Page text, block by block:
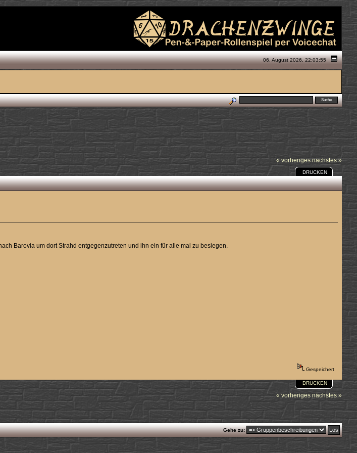
06. August 2026, 22:03:55
« vorheriges nächstes »
DRUCKEN
Barovia um dort Strahd entgegenzutreten und ihn ein für alle mal zu besiegen.
Gespeichert
DRUCKEN
« vorheriges nächstes »
Gehe zu: